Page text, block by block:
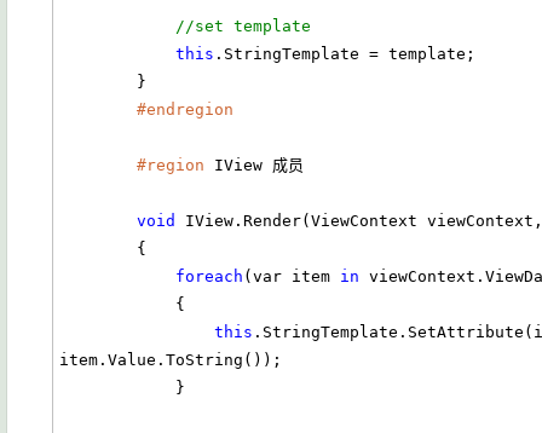
//set template
this .StringTemplate = template;
#endregion
#region IView 成员
void
IView.Render(ViewContext
foreach (var item in
this
item.Value.ToString());